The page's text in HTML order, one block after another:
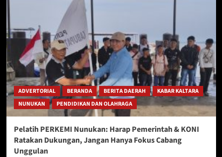
ADVERTORIAL BERANDA BERITA DAERAH
KABAR KALTARA
NUNUKAN
PENDIDIKAN DAN OLAHRAGA
Pelatih PERKEMI Nunukan: Harap Pemerintah & KONI
Ratakan Dukungan, Jangan Hanya Fokus Cabang
Unggulan